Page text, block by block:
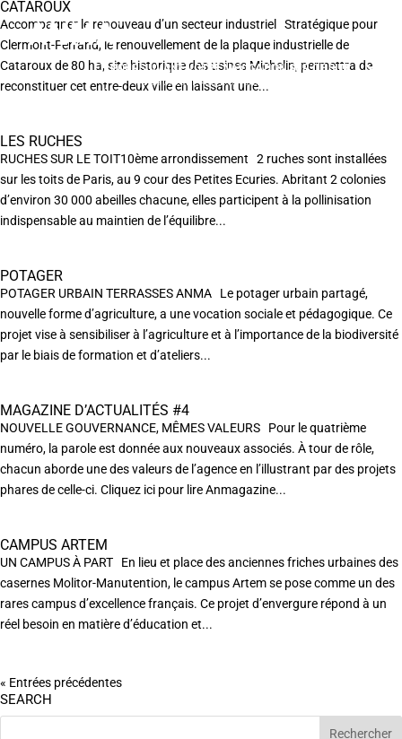
CATAROUX
Accompagner le renouveau d’un secteur industriel Stratégique pour
Clermont-Ferrand, le renouvellement de la plaque industrielle de
Cataroux de 80 ha, site historique des usines Miche­lin, permettra de
reconstituer cet entre-deux ville en laissant une...
LES RUCHES
RUCHES SUR LE TOIT10ème arrondissement 2 ruches sont installées
sur les toits de Paris, au 9 cour des Petites Ecuries. Abritant 2 colonies
d’environ 30 000 abeilles chacune, elles participent à la pollinisation
indispensable au maintien de l’équilibre...
POTAGER
POTAGER URBAIN TERRASSES ANMA Le potager urbain partagé,
nouvelle forme d’agriculture, a une vocation sociale et pédagogique. Ce
projet vise à sensibiliser à l’agriculture et à l’importance de la biodiversité
par le biais de formation et d’ateliers...
MAGAZINE D’ACTUALITÉS #4
NOUVELLE GOUVERNANCE, MÊMES VALEURS Pour le quatrième
numéro, la parole est donnée aux nouveaux associés. À tour de rôle,
chacun aborde une des valeurs de l’agence en l’illustrant par des projets
phares de celle-ci. Cliquez ici pour lire Anmagazine...
CAMPUS ARTEM
UN CAMPUS À PART En lieu et place des anciennes friches urbaines des
casernes Molitor-Manutention, le campus Artem se pose comme un des
rares campus d’excellence français. Ce projet d’envergure répond à un
réel besoin en matière d’éducation et...
« Entrées précédentes
SEARCH
EN POURSUIVANT VOTRE NAVIGATION SUR CE SITE
VOUS ACCEPTEZ L’UTILISATION DE COOKIES
X